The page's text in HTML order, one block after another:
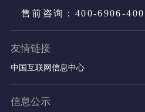
售前咨询：400-6906-400
友情链接
中国互联网信息中心
信息公示